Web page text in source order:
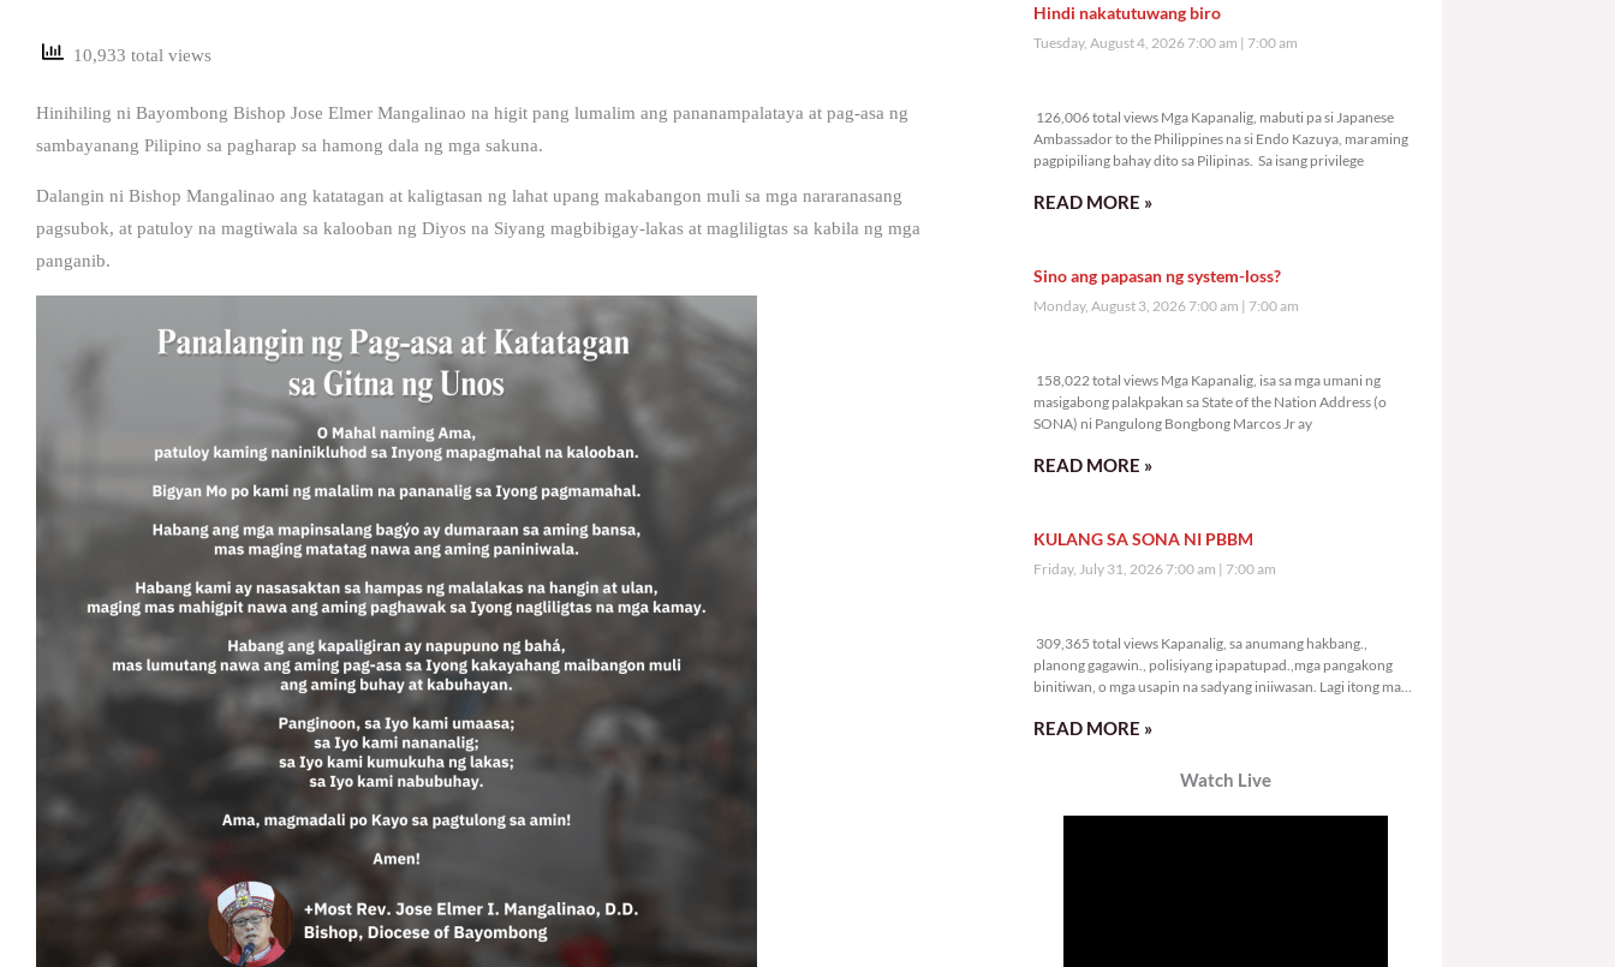
10,933 total views
Hinihiling ni Bayombong Bishop Jose Elmer Mangalinao na higit pang lumalim ang pananampalataya at pag-asa ng
sambayanang Pilipino sa pagharap sa hamong dala ng mga sakuna.
Dalangin ni Bishop Mangalinao ang katatagan at kaligtasan ng lahat upang makabangon muli sa mga nararanasang
pagsubok, at patuloy na magtiwala sa kalooban ng Diyos na Siyang magbibigay-lakas at magliligtas sa kabila ng mga
panganib.
Hindi nakatutuwang biro
Tuesday, August 4, 2026 7:00 am 7:00 am
126,006 total views Mga Kapanalig, mabuti pa si Japanese
Ambassador to the Philippines na si Endo Kazuya, maraming
pagpipiliang bahay dito sa Pilipinas. Sa isang privilege
READ MORE »
Sino ang papasan ng system-loss?
Monday, August 3, 2026 7:00 am 7:00 am
158,022 total views Mga Kapanalig, isa sa mga umani ng
masigabong palakpakan sa State of the Nation Address (o
SONA) ni Pangulong Bongbong Marcos Jr ay
READ MORE »
KULANG SA SONA NI PBBM
Friday, July 31, 2026 7:00 am 7:00 am
309,365 total views Kapanalig, sa anumang hakbang.,
planong gagawin., polisiyang ipapatupad.,mga pangakong
binitiwan, o mga usapin na sadyang iniiwasan. Lagi itong may
READ MORE »
Watch Live